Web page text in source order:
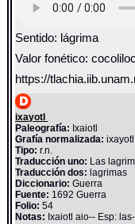
Sentido: lágrima
Valor fonético: cocoliloc
https://
ixayotl
Paleografía: Ixaiotl
Grafía normalizada: ixayotl
Tipo: r.n.
Traducción uno: Las
Traducción dos: lagrimas
Diccionario:Guerra
Fuente: 1692 Guerra
Folio: 54
Notas: Ixaiotl aio-- Esp: